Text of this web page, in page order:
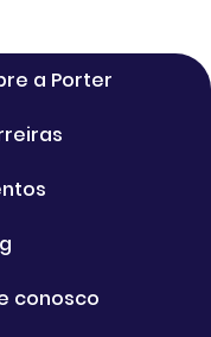
a Porter
conosco